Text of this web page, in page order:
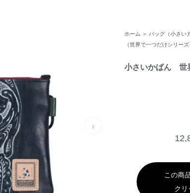
›
ホーム ＞ バッグ（小さい
（世界で一つだけシリー
小さいかばん 世
この商
クリ